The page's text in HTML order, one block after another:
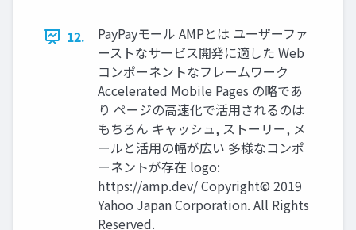
12.
PayPayモール AMPとは ユーザーファ
ーストなサービス開発に適した Web
コンポーネントなフレームワーク
Accelerated Mobile Pages の略であ
り ページの高速化で活用されるのは
もちろん キャッシュ, ストーリー, メ
ールと活用の幅が広い 多様なコンポ
ーネントが存在 logo:
https://amp.dev/ Copyright© 2019
Yahoo Japan Corporation. All Rights
Reserved.